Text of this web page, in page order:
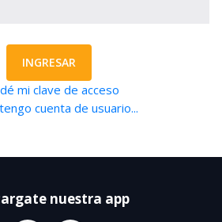
INGRESAR
mi clave de acceso
cuenta de usuario...
nuestra app